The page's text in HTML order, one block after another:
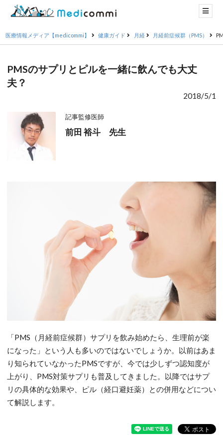
医療情報メディア【medicommi】 健康ガイド 月経 月経前症候群（PMS）
PMSのサプリとピルを一緒に飲んでも大丈
夫？
2018/5/1
記事監修医師
前田 裕斗 先生
「PMS（月経前症候群）サプリを飲み始めたら、生理前が楽
になった」という人も多いのではないでしょうか。以前はあま
り知られていなかったPMSですが、今では少しずつ認知度が
上がり、PMS対策サプリも普及してきました。以降ではサプ
リの具体的な効果や、ピル（経口避妊薬）との併用などについ
て解説します。